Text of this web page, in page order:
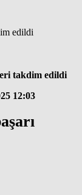
takdim edildi
12:03